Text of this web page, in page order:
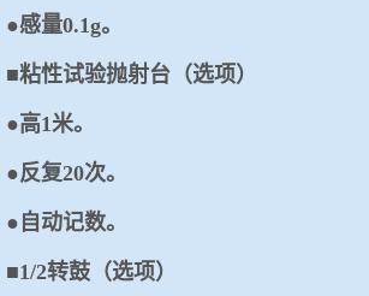
●感量0.1g。
■粘性试验抛射台（选项）
●高1米。
●反复20次。
●自动记数。
■1/2转鼓（选项）